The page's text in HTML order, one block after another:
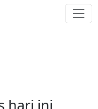
hari ini